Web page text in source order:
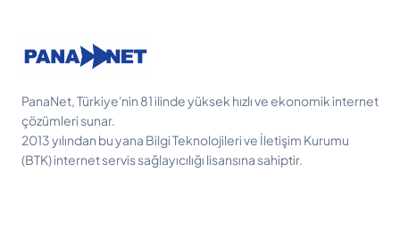
PanaNet, Türkiye'nin 81 ilinde yüksek hızlı ve ekonomik internet
çözümleri sunar.
2013 yılından bu yana Bilgi Teknolojileri ve İletişim Kurumu
(BTK) internet servis sağlayıcılığı lisansına sahiptir.